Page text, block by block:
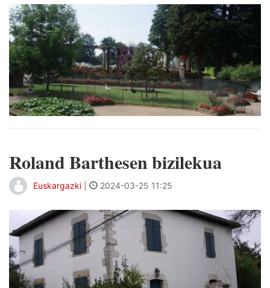
Roland Barthesen bizilekua
Euskargazki 2024-03-25 11:25